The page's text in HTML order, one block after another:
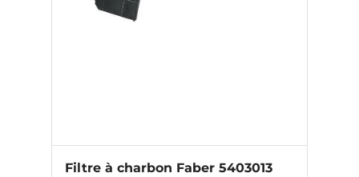
Filtre à charbon Faber 5403013